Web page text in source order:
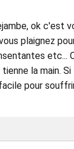
ok c'est
plaignez
etc...
la main. Si
pour